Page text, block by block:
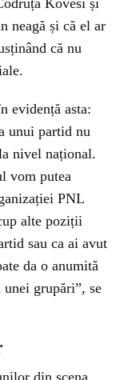
Kovesi și
neagă și că el ar
că nu
evidență asta:
unui partid nu
nivel național.
vom putea
PNL
alte poziții
sau ca ai avut
da o anumită
grupări”, se
din scena